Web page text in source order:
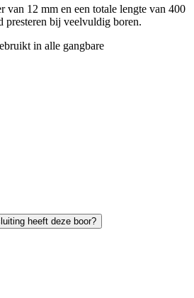
12 mm en een totale lengte van 400
presteren bij veelvuldig boren.
in alle gangbare
heeft deze boor?